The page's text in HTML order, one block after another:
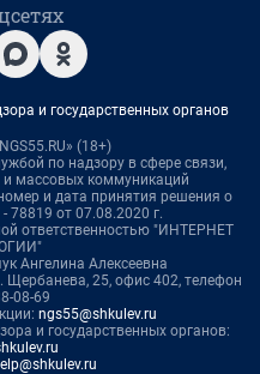
и государственных органов
(18+)
по надзору в сфере связи,
массовых коммуникаций
и дата принятия решения о
78819 от 07.08.2020 г.
ответственностью "ИНТЕРНЕТ
Ангелина Алексеевна
Щербанева, 25, офис 402, телефон
08-69
ngs55@shkulev.ru
и государственных органов: